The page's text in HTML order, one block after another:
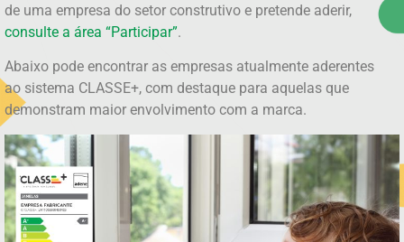
de uma empresa do setor construtivo e pretende aderir,
consulte a área “Participar”.
Abaixo pode encontrar as empresas atualmente aderentes
ao sistema CLASSE+, com destaque para aquelas que
demonstram maior envolvimento com a marca.